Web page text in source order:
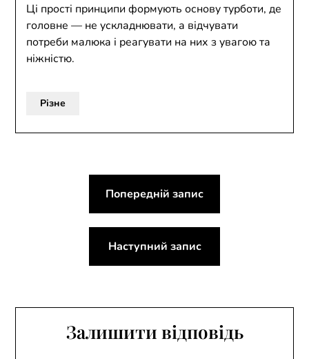
Ці прості принципи формують основу турботи, де
головне — не ускладнювати, а відчувати
потреби малюка і реагувати на них з увагою та
ніжністю.
Різне
Навігація
Попередній запис
Наступний запис
Залишити відповідь